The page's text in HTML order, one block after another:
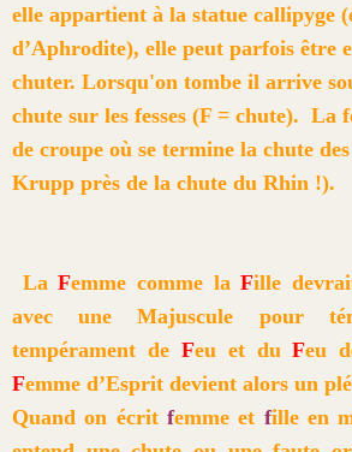
elle appartient à la statue callipyge
d’Aphrodite), elle peut parfois être
chuter. Lorsqu'on tombe il arrive
chute sur les fesses (F = chute). La
de croupe où se termine la chute
Krupp près de la chute du Rhin !).
La Femme comme laFille
avec une Majuscule pour
tempérament de Feu et duFeu
Femme d’Esprit devient alors un
Quand on écrit femme et fille en